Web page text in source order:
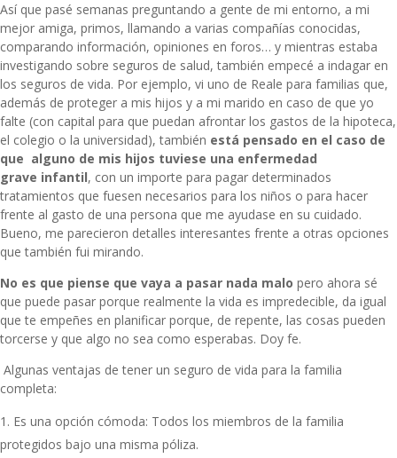
Así que pasé semanas preguntando a gente de mi entorno, a mi
mejor amiga, primos, llamando a varias compañías conocidas,
comparando información, opiniones en foros… y mientras estaba
investigando sobre seguros de salud, también empecé a indagar en
los seguros de vida. Por ejemplo, vi uno de Reale para familias que,
además de proteger a mis hijos y a mi marido en caso de que yo
falte (con capital para que puedan afrontar los gastos de la hipoteca,
el colegio o la universidad), también está pensado en el caso de
que alguno de mis hijos tuviese una enfermedad
grave infantil, con un importe para pagar determinados
tratamientos que fuesen necesarios para los niños o para hacer
frente al gasto de una persona que me ayudase en su cuidado.
Bueno, me parecieron detalles interesantes frente a otras opciones
que también fui mirando.
No es que piense que vaya a pasar nada malo pero ahora sé
que puede pasar porque realmente la vida es impredecible, da igual
que te empeñes en planificar porque, de repente, las cosas pueden
torcerse y que algo no sea como esperabas. Doy fe.
Algunas ventajas de tener un seguro de vida para la familia
completa:
Es una opción cómoda: Todos los miembros de la familia
protegidos bajo una misma póliza.